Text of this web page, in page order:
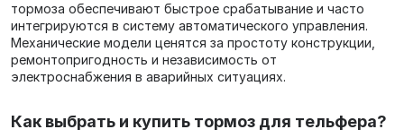
тормоза обеспечивают быстрое срабатывание и часто
интегрируются в систему автоматического управления.
Механические модели ценятся за простоту конструкции,
ремонтопригодность и независимость от
электроснабжения в аварийных ситуациях.
Как выбрать и купить тормоз для тельфера?